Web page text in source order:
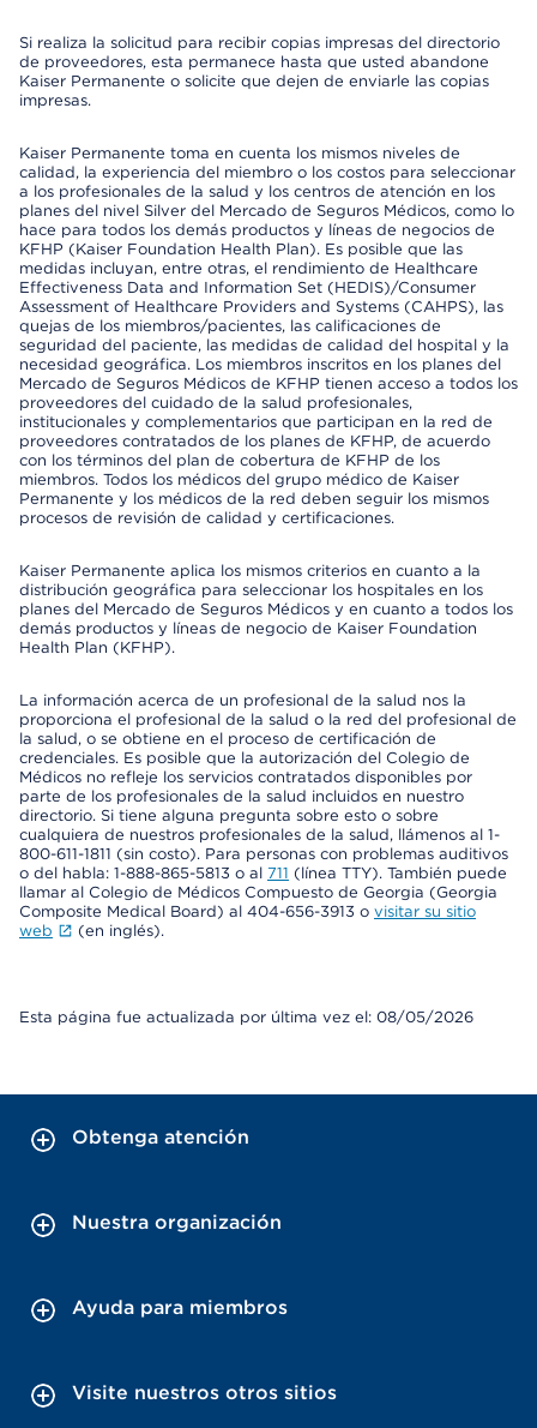
Si realiza la solicitud para recibir copias impresas del directorio
de proveedores, esta permanece hasta que usted abandone
Kaiser Permanente o solicite que dejen de enviarle las copias
impresas.
Kaiser Permanente toma en cuenta los mismos niveles de
calidad, la experiencia del miembro o los costos para seleccionar
a los profesionales de la salud y los centros de atención en los
planes del nivel Silver del Mercado de Seguros Médicos, como lo
hace para todos los demás productos y líneas de negocios de
KFHP (Kaiser Foundation Health Plan). Es posible que las
medidas incluyan, entre otras, el rendimiento de Healthcare
Effectiveness Data and Information Set (HEDIS)/Consumer
Assessment of Healthcare Providers and Systems (CAHPS), las
quejas de los miembros/pacientes, las calificaciones de
seguridad del paciente, las medidas de calidad del hospital y la
necesidad geográfica. Los miembros inscritos en los planes del
Mercado de Seguros Médicos de KFHP tienen acceso a todos los
proveedores del cuidado de la salud profesionales,
institucionales y complementarios que participan en la red de
proveedores contratados de los planes de KFHP, de acuerdo
con los términos del plan de cobertura de KFHP de los
miembros. Todos los médicos del grupo médico de Kaiser
Permanente y los médicos de la red deben seguir los mismos
procesos de revisión de calidad y certificaciones.
Kaiser Permanente aplica los mismos criterios en cuanto a la
distribución geográfica para seleccionar los hospitales en los
planes del Mercado de Seguros Médicos y en cuanto a todos los
demás productos y líneas de negocio de Kaiser Foundation
Health Plan (KFHP).
La información acerca de un profesional de la salud nos la
proporciona el profesional de la salud o la red del profesional de
la salud, o se obtiene en el proceso de certificación de
credenciales. Es posible que la autorización del Colegio de
Médicos no refleje los servicios contratados disponibles por
parte de los profesionales de la salud incluidos en nuestro
directorio. Si tiene alguna pregunta sobre esto o sobre
cualquiera de nuestros profesionales de la salud, llámenos al 1-
800-611-1811 (sin costo). Para personas con problemas auditivos
o del habla: 1-888-865-5813 o al 711 (línea TTY). También puede
llamar al Colegio de Médicos Compuesto de Georgia (Georgia
Composite Medical Board) al 404-656-3913 o visitar su sitio
web
(en inglés).
Esta página fue actualizada por última vez el: 08/05/2026
Obtenga atención
Nuestra organización
Ayuda para miembros
Visite nuestros otros sitios